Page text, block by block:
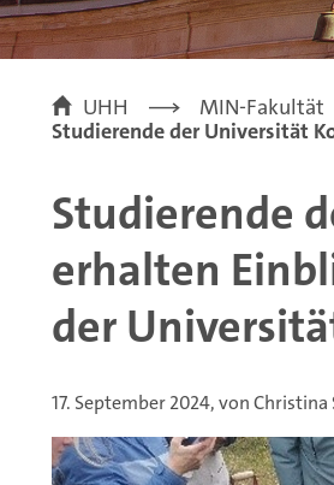
UHH MIN-Fakultät
Studierende der Universität
Studierende
erhalten
der
17. September 2024, von Christina